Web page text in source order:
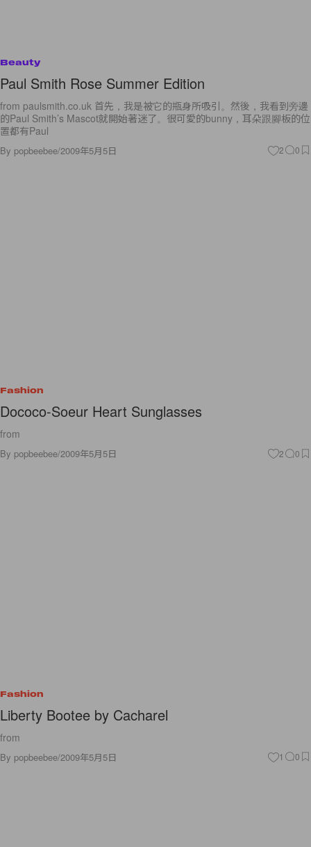
Beauty
Paul Smith Rose Summer Edition
from paulsmith.co.uk 首先，我是被它的瓶身所吸引。然後，我看到旁邊
的Paul Smith’s Mascot就開始著迷了。很可愛的bunny，耳朵跟腳板的位
置都有Paul
By popbeebee/2009年5月5日 2 0
Fashion
Dococo-Soeur Heart Sunglasses
from
By popbeebee/2009年5月5日 2 0
Fashion
Liberty Bootee by Cacharel
from
By popbeebee/2009年5月5日 1 0